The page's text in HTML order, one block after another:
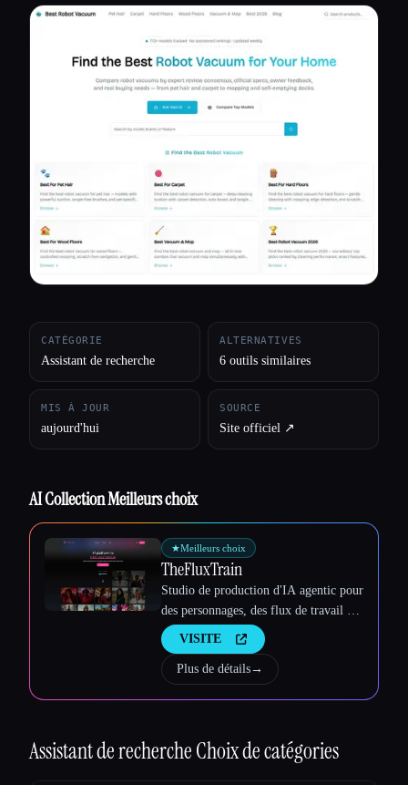
Esc
CATÉGORIE
Assistant de recherche
ALTERNATIVES
6 outils similaires
MIS À JOUR
aujourd'hui
SOURCE
Site officiel ↗︎
AI Collection Meilleurs choix
★Meilleurs choix
TheFluxTrain
Studio de production d'IA agentic pour
des personnages, des flux de travail et
des vidéos cohérents
VISITE
Plus de détails→
Assistant de rechercheChoix de catégories